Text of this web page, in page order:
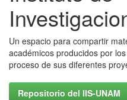
Un espacio para compartir
académicos producidos por
proceso de sus diferentes
Repositorio del IIS-UNAM